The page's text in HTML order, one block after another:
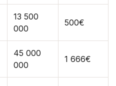
13 500
000
500€
45 000
000
1 666€